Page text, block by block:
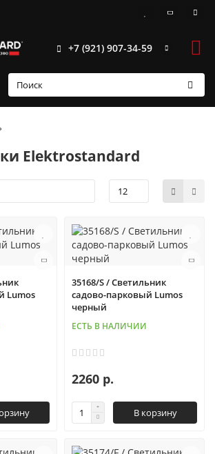
+7 (921) 907-34-59
Elektrostandard
Lumos
35168/S / Светильник
садово-парковый Lumos
черный
ЕСТЬ В НАЛИЧИИ
2260 р.
В корзину